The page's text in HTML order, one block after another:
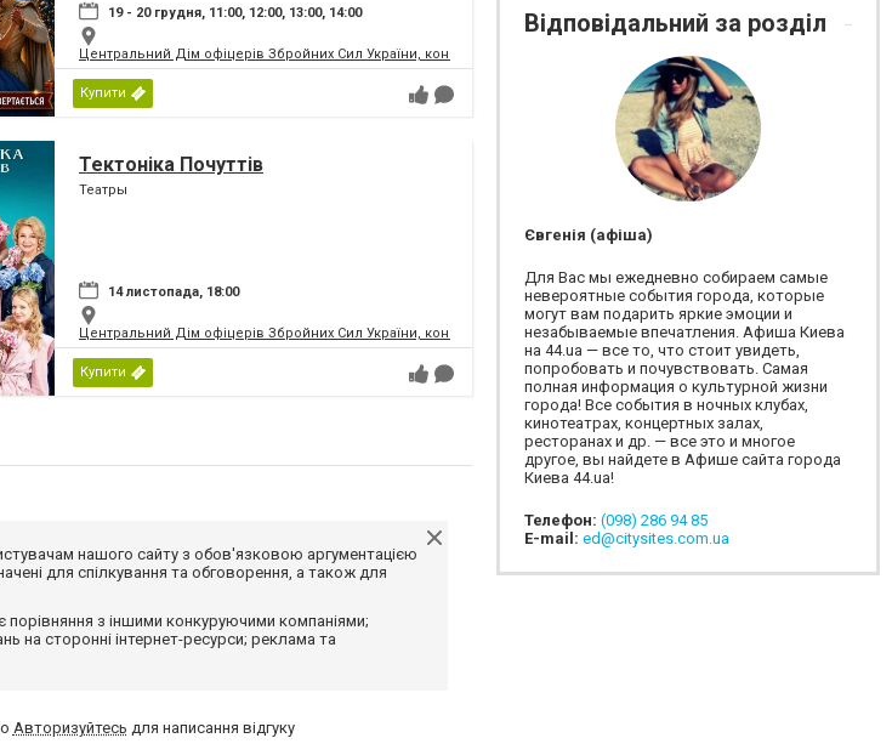
19 - 20 грудня, 11:00, 12:00, 13:00, 14:00
Центральний Дім офіцерів Збройних Сил України, концертний зал
Купити
України
Тектоніка Почуттів
Театры
14 листопада, 18:00
Центральний Дім офіцерів Збройних Сил України, концертний зал
Купити
нашого сайту з обов'язковою аргументацією
для спілкування та обговорення, а також для
з іншими конкуруючими компаніями;
на сторонні інтернет-ресурси; реклама та
Авторизуйтесь для написання відгуку
Відповідальний за розділ
Євгенія (афіша)
Для Вас мы ежедневно собираем самые
невероятные события города, которые
могут вам подарить яркие эмоции и
незабываемые впечатления. Афиша Киева
на 44.ua — все то, что стоит увидеть,
попробовать и почувствовать. Самая
полная информация о культурной жизни
города! Все события в ночных клубах,
кинотеатрах, концертных залах,
ресторанах и др. — все это и многое
другое, вы найдете в Афише сайта города
Киева 44.ua!
Телефон: (098) 286 94 85
E-mail: ed@citysites.com.ua